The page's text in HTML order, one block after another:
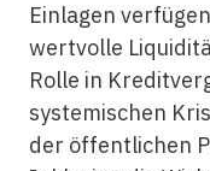
Einlagen
wertvolle
Rolle in
systemischen
der öffentlichen